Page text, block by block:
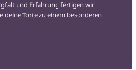
und Erfahrung fertigen wir
deine Torte zu einem besonderen